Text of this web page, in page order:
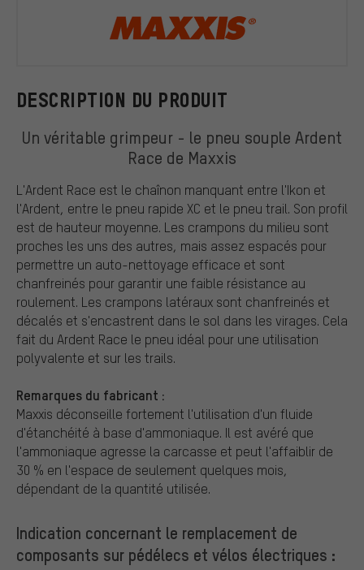
DESCRIPTION DU PRODUIT
Un véritable grimpeur - le pneu souple Ardent
Race de Maxxis
L'Ardent Race est le chaînon manquant entre l'Ikon et
l'Ardent, entre le pneu rapide XC et le pneu trail. Son profil
est de hauteur moyenne. Les crampons du milieu sont
proches les uns des autres, mais assez espacés pour
permettre un auto-nettoyage efficace et sont
chanfreinés pour garantir une faible résistance au
roulement. Les crampons latéraux sont chanfreinés et
décalés et s'encastrent dans le sol dans les virages. Cela
fait du Ardent Race le pneu idéal pour une utilisation
polyvalente et sur les trails.
Remarques du fabricant :
Maxxis déconseille fortement l'utilisation d'un fluide
d'étanchéité à base d'ammoniaque. Il est avéré que
l'ammoniaque agresse la carcasse et peut l'affaiblir de
30 % en l'espace de seulement quelques mois,
dépendant de la quantité utilisée.
Indication concernant le remplacement de
composants sur pédélecs et vélos électriques :